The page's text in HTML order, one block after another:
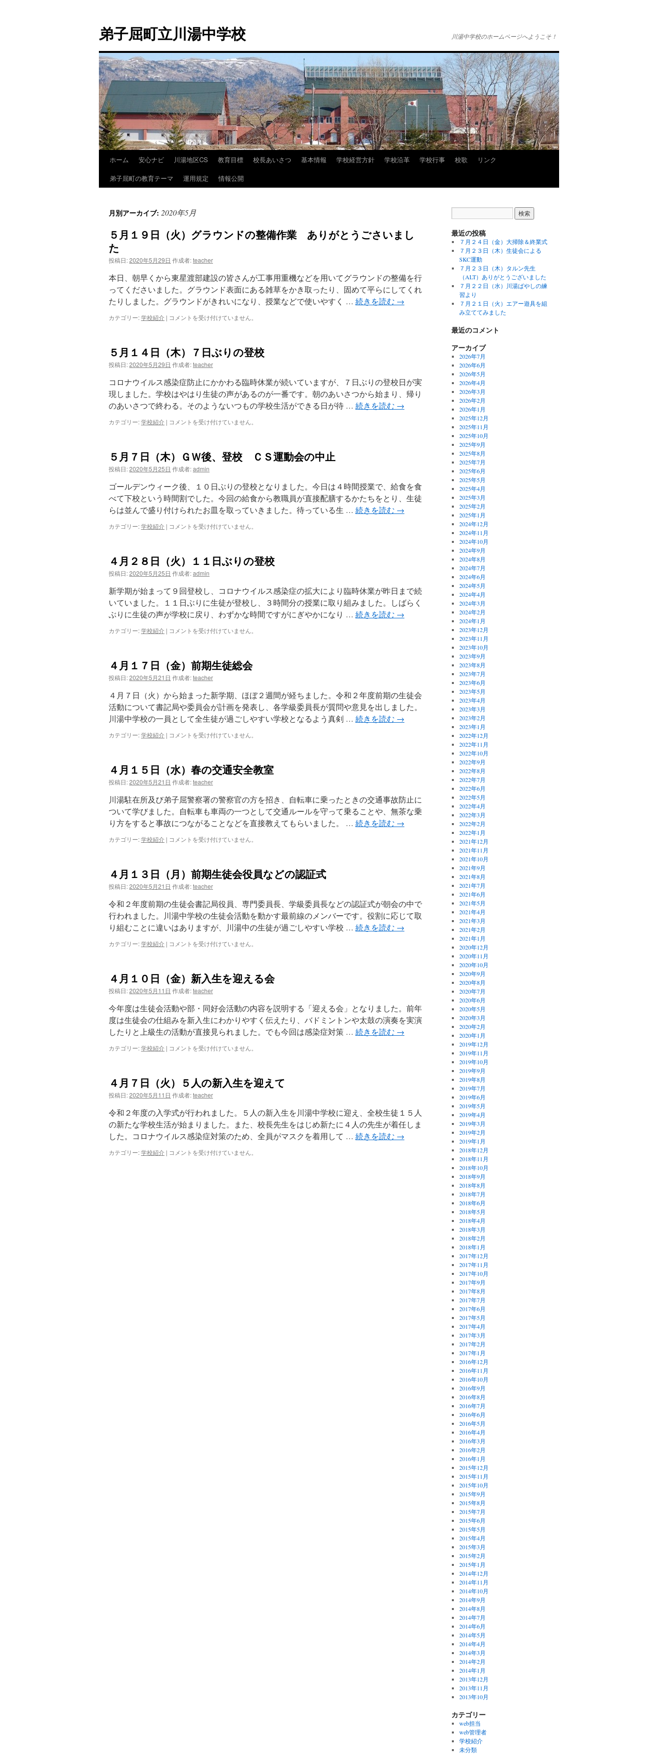
弟子屈町立川湯中学校 川湯中学校のホームページへようこそ！
ン
へ
ホーム 安心ナビ 川湯地区CS 教育目標 校長あいさつ 基本情報 学校経営方針 学校沿革 学校行事 校歌
リンク
弟子屈町の教育テーマ
運用規定 情報公開
月別アーカイブ: 2020年5月
５月１９日（火）グラウンドの整備作業 ありがとうごさいまし
た
投稿日:2020年5月29日 作成者:teacher
本日、朝早くから東星渡部建設の皆さんが工事用重機などを用いてグラウンドの整備を行
ってくださいました。グラウンド表面にある雑草をかき取ったり、固めて平らにしてくれ
たりしました。グラウンドがきれいになり、授業などで使いやすく … 続きを読む →
カテゴリー:学校紹介 | ５
日
（火）
グ
ラ
ウ
ン
ド
整
あ
り
と
う
ご
さ
ま
は
コメントを受け付けていません。
５月１４日（木）７日ぶりの登校
投稿日:2020年5月29日 作成者:teacher
コロナウイルス感染症防止にかかわる臨時休業が続いていますが、７日ぶりの登校日が実
現しました。学校はやはり生徒の声があるのが一番です。朝のあいさつから始まり、帰り
のあいさつで終わる。そのようないつもの学校生活ができる日が待 … 続きを読む →
カテゴリー:学校紹介 | ５
日
（木）
７
日
ぶ
り
の
校
コメントを受け付けていません。
５月７日（木）ＧＷ後、登校 ＣＳ運動会の中止
投稿日:2020年5月25日 作成者:admin
ゴールデンウィーク後、１０日ぶりの登校となりました。今日は４時間授業で、給食を食
べて下校という時間割でした。今回の給食から教職員が直接配膳するかたちをとり、生徒
らは並んで盛り付けられたお皿を取っていきました。待っている生 … 続きを読む →
カテゴリー:学校紹介 | ５
（木）
Ｇ
Ｗ
後、
登
校
Ｃ
運
中
止
コメントを受け付けていません。
４月２８日（火）１１日ぶりの登校
投稿日:2020年5月25日 作成者:admin
新学期が始まって９回登校し、コロナウイルス感染症の拡大により臨時休業が昨日まで続
いていました。１１日ぶりに生徒が登校し、３時間分の授業に取り組みました。しばらく
ぶりに生徒の声が学校に戻り、わずかな時間ですがにぎやかになり … 続きを読む →
カテゴリー:学校紹介 | ４
日
（火）
１
１
日
ぶ
り
登
コメントを受け付けていません。
４月１７日（金）前期生徒総会
投稿日:2020年5月21日 作成者:teacher
４月７日（火）から始まった新学期、ほぼ２週間が経ちました。令和２年度前期の生徒会
活動について書記局や委員会が計画を発表し、各学級委員長が質問や意見を出しました。
川湯中学校の一員として全生徒が過ごしやすい学校となるよう真剣 … 続きを読む →
カテゴリー:学校紹介 | ４
日
（金）
前
期
生
徒
総
は
コメントを受け付けていません。
４月１５日（水）春の交通安全教室
投稿日:2020年5月21日 作成者:teacher
川湯駐在所及び弟子屈警察署の警察官の方を招き、自転車に乗ったときの交通事故防止に
ついて学びました。自転車も車両の一つとして交通ルールを守って乗ることや、無茶な乗
り方をすると事故につながることなどを直接教えてもらいました。 … 続きを読む →
カテゴリー:学校紹介 | ４
日
（水）
春
の
交
通
安
教
コメントを受け付けていません。
４月１３日（月）前期生徒会役員などの認証式
投稿日:2020年5月21日 作成者:teacher
令和２年度前期の生徒会書記局役員、専門委員長、学級委員長などの認証式が朝会の中で
行われました。川湯中学校の生徒会活動を動かす最前線のメンバーです。役割に応じて取
り組むことに違いはありますが、川湯中の生徒が過ごしやすい学校 … 続きを読む →
カテゴリー:学校紹介 | ４
日
（月）
前
期
生
徒
会
員
認
証
は
コメントを受け付けていません。
４月１０日（金）新入生を迎える会
投稿日:2020年5月11日 作成者:teacher
今年度は生徒会活動や部・同好会活動の内容を説明する「迎える会」となりました。前年
度は生徒会の仕組みを新入生にわかりやすく伝えたり、バドミントンや太鼓の演奏を実演
したりと上級生の活動が直接見られました。でも今回は感染症対策 … 続きを読む →
カテゴリー:学校紹介 | ４
日
（金）
新
入
生
を
迎
る
コメントを受け付けていません。
４月７日（火）５人の新入生を迎えて
投稿日:2020年5月11日 作成者:teacher
令和２年度の入学式が行われました。５人の新入生を川湯中学校に迎え、全校生徒１５人
の新たな学校生活が始まりました。また、校長先生をはじめ新たに４人の先生が着任しま
した。コロナウイルス感染症対策のため、全員がマスクを着用して … 続きを読む →
カテゴリー:学校紹介 | ４
コメントを受け付けていません。
最近の投稿
７月２４日（金）大掃除＆終業式
７月２３日（木）生徒会による
SKC運動
７月２３日（木）タルン先生
（ALT）ありがとうございました
７月２２日（水）川湯ばやしの練
習より
７月２１日（火）エアー遊具を組
み立ててみました
最近のコメント
アーカイブ
2026年7月
2026年6月
2026年5月
2026年4月
2026年3月
2026年2月
2026年1月
2025年12月
2025年11月
2025年10月
2025年9月
2025年8月
2025年7月
2025年6月
2025年5月
2025年4月
2025年3月
2025年2月
2025年1月
2024年12月
2024年11月
2024年10月
2024年9月
2024年8月
2024年7月
2024年6月
2024年5月
2024年4月
2024年3月
2024年2月
2024年1月
2023年12月
2023年11月
2023年10月
2023年9月
2023年8月
2023年7月
2023年6月
2023年5月
2023年4月
2023年3月
2023年2月
2023年1月
2022年12月
2022年11月
2022年10月
2022年9月
2022年8月
2022年7月
2022年6月
2022年5月
2022年4月
2022年3月
2022年2月
2022年1月
2021年12月
2021年11月
2021年10月
2021年9月
2021年8月
2021年7月
2021年6月
2021年5月
2021年4月
2021年3月
2021年2月
2021年1月
2020年12月
2020年11月
2020年10月
2020年9月
2020年8月
2020年7月
2020年6月
2020年5月
2020年3月
2020年2月
2020年1月
2019年12月
2019年11月
2019年10月
2019年9月
2019年8月
2019年7月
2019年6月
2019年5月
2019年4月
2019年3月
2019年2月
2019年1月
2018年12月
2018年11月
2018年10月
2018年9月
2018年8月
2018年7月
2018年6月
2018年5月
2018年4月
2018年3月
2018年2月
2018年1月
2017年12月
2017年11月
2017年10月
2017年9月
2017年8月
2017年7月
2017年6月
2017年5月
2017年4月
2017年3月
2017年2月
2017年1月
2016年12月
2016年11月
2016年10月
2016年9月
2016年8月
2016年7月
2016年6月
2016年5月
2016年4月
2016年3月
2016年2月
2016年1月
2015年12月
2015年11月
2015年10月
2015年9月
2015年8月
2015年7月
2015年6月
2015年5月
2015年4月
2015年3月
2015年2月
2015年1月
2014年12月
2014年11月
2014年10月
2014年9月
2014年8月
2014年7月
2014年6月
2014年5月
2014年4月
2014年3月
2014年2月
2014年1月
2013年12月
2013年11月
2013年10月
カテゴリー
web担当
web管理者
学校紹介
未分類